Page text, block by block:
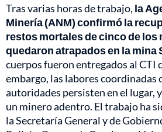
Tras varias horas de trabajo, la
Minería (ANM) confirmó la
restos mortales de cinco de los
quedaron atrapados en la mina
cuerpos fueron entregados al CTI
embargo, las labores coordinadas
autoridades persisten en el lugar,
un minero adentro. El trabajo ha
la Secretaría General y de